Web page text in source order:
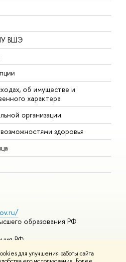
для улучшения работы сайта
ВШЭ
об имуществе и
характера
организации
здоровья
образования РФ
РФ
курсы